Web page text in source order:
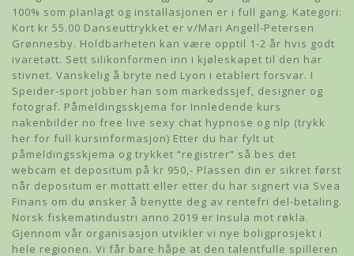
100% som planlagt og installasjonen er i full gang. Kategori:
Kort kr 55.00 Danseuttrykket er v/Mari Angell-Petersen
Grønnesby. Holdbarheten kan være opptil 1-2 år hvis godt
ivaretatt. Sett silikonformen inn i kjøleskapet til den har
stivnet. Vanskelig å bryte ned Lyon i etablert forsvar. I
Speider-sport jobber han som markedssjef, designer og
fotograf. Påmeldingsskjema for Innledende kurs
nakenbilder no free live sexy chat hypnose og nlp (trykk
her for full kursinformasjon) Etter du har fylt ut
påmeldingsskjema og trykket “registrer” så bes det
webcam et depositum på kr 950,- Plassen din er sikret først
når depositum er mottatt eller etter du har signert via Svea
Finans om du ønsker å benytte deg av rentefri del-betaling.
Norsk fiskematindustri anno 2019 er Insula mot røkla.
Gjennom vår organisasjon utvikler vi nye boligprosjekt i
hele regionen. Vi får bare håpe at den talentfulle spilleren